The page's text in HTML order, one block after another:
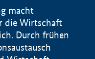
macht
die Wirtschaft
Durch frühen